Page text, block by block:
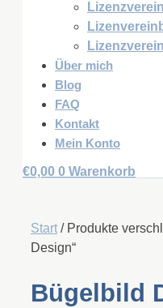
Über mich
Blog
FAQ
Kontakt
Mein Konto
€0,00 0 Warenkorb
Start / Produkte
Design“
Bügelbild